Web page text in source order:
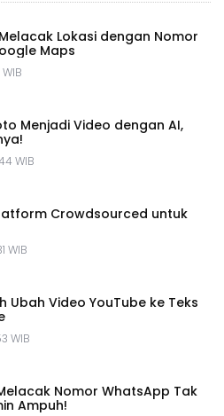
Lokasi dengan Nomor
Maps
Menjadi Video dengan AI,
WIB
Crowdsourced untuk
WIB
Ubah Video YouTube ke Teks
WIB
Nomor WhatsApp Tak
Ampuh!